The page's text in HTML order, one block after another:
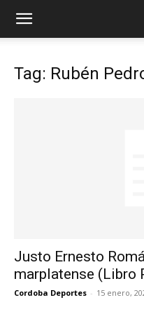
Tag: Rubén
Justo Ernesto
marplatense (Libro
Cordoba Deportes - 15 enero,